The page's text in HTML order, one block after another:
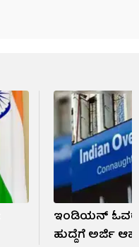
ಇಂಡಿಯನ್
ಹುದ್ದೆಗೆ ಅರ್ಜಿ